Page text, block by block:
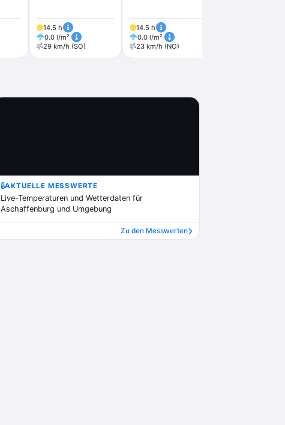
14.5 h
0.0 l/m²
29 km/h (SO)
14.5 h
0.0 l/m²
23 km/h (NO)
AKTUELLE MESSWERTE
Live-Temperaturen und Wetterdaten für
Aschaffenburg und Umgebung
Zu den Messwerten